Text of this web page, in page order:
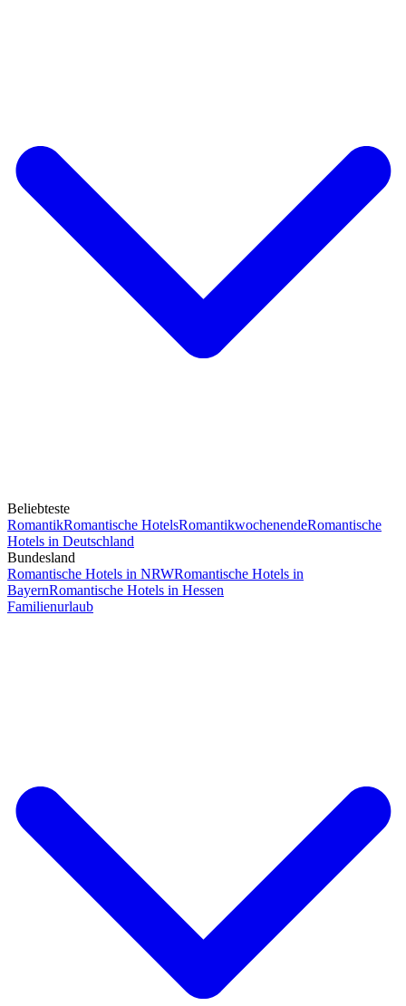
Beliebteste
RomantikRomantische HotelsRomantikwochenendeRomantische
Hotels in Deutschland
Bundesland
Romantische Hotels in NRWRomantische Hotels in
BayernRomantische Hotels in Hessen
Familienurlaub